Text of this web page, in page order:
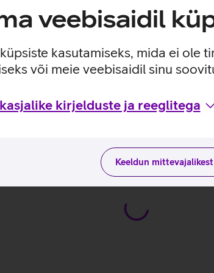
veebisaidil
kasutamiseks, mida ei ole
või meie veebisaidil sinu
kirjelduste ja reeglitega
Keeldun
tootja kodulehel